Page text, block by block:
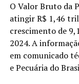
O Valor Bruto da
atingir R$ 1,46
crescimento de
2024. A
em comunicado
e Pecuária do